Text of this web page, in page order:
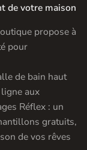
de votre maison
propose à
pour
de bain haut
aux
Réflex : un
gratuits,
de vos rêves